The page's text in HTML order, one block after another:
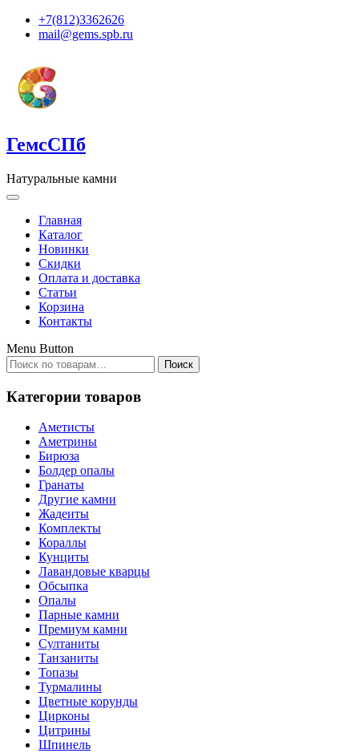
+7(812)3362626
mail@gems.spb.ru
ГемсСПб
Натуральные камни
Главная
Каталог
Новинки
Скидки
Оплата и доставка
Статьи
Корзина
Контакты
Menu Button
Искать:
Поиск
Категории товаров
Аметисты
Аметрины
Бирюза
Болдер опалы
Гранаты
Другие камни
Жадеиты
Комплекты
Кораллы
Кунциты
Лавандовые кварцы
Обсыпка
Опалы
Парные камни
Премиум камни
Султаниты
Танзаниты
Топазы
Турмалины
Цветные корунды
Цирконы
Цитрины
Шпинель